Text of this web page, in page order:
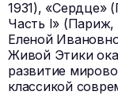
1931), «Сердце»
Часть I» (Париж,
Еленой
Живой Этики
развитие
классикой